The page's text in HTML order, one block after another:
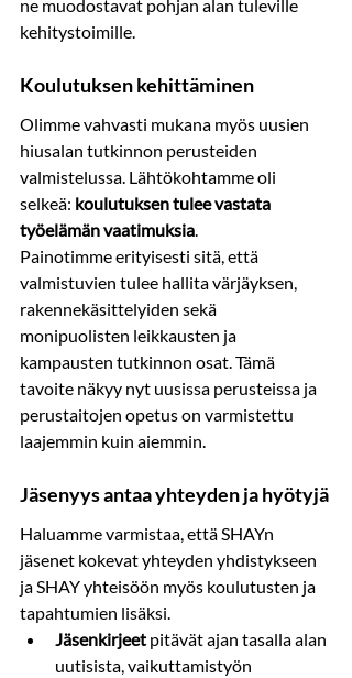
ne muodostavat pohjan alan tuleville
kehitystoimille.
Koulutuksen kehittäminen
Olimme vahvasti mukana myös uusien
hiusalan tutkinnon perusteiden
valmistelussa. Lähtökohtamme oli
selkeä: koulutuksen tulee vastata
työelämän vaatimuksia.
Painotimme erityisesti sitä, että
valmistuvien tulee hallita värjäyksen,
rakennekäsittelyiden sekä
monipuolisten leikkausten ja
kampausten tutkinnon osat. Tämä
tavoite näkyy nyt uusissa perusteissa ja
perustaitojen opetus on varmistettu
laajemmin kuin aiemmin.
Jäsenyys antaa yhteyden ja hyötyjä
Haluamme varmistaa, että SHAYn
jäsenet kokevat yhteyden yhdistykseen
ja SHAY yhteisöön myös koulutusten ja
tapahtumien lisäksi.
Jäsenkirjeet pitävät ajan tasalla alan
uutisista, vaikuttamistyön